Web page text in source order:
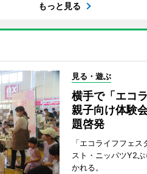
もっと見る
見る・遊ぶ
横手で「エコ
親子向け体験
題啓発
「エコライフフェ
スト・ニッパツY2
かれる。